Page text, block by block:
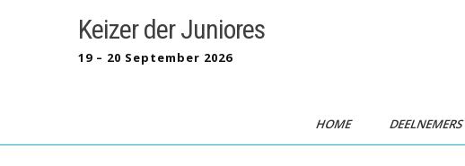
Keizer der Juniores
19 – 20 September 2026
HOME DEELNEMERS